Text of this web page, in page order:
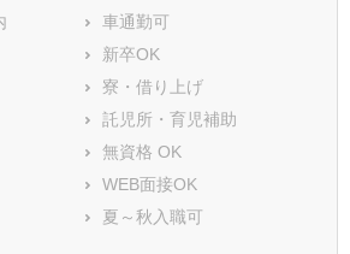
車通勤可
新卒OK
寮・借り上げ
託児所・育児補助
無資格 OK
WEB面接OK
夏～秋入職可